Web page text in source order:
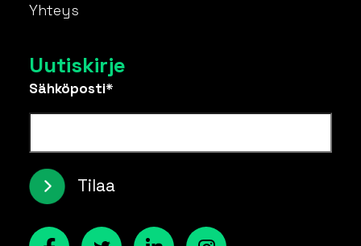
Yhteys
Uutiskirje
Sähköposti*
Tilaa